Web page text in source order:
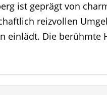
ist geprägt von
reizvollen
einlädt. Die berühmte
sowie der
besonderen, nahezu